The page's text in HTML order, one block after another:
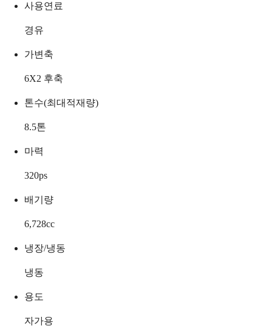
사용연료
경유
가변축
6X2 후축
톤수(최대적재량)
8.5톤
마력
320ps
배기량
6,728cc
냉장/냉동
냉동
용도
자가용